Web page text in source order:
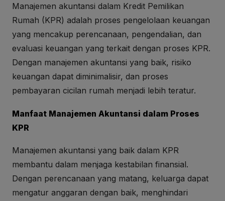
Manajemen akuntansi dalam Kredit Pemilikan
Rumah (KPR) adalah proses pengelolaan keuangan
yang mencakup perencanaan, pengendalian, dan
evaluasi keuangan yang terkait dengan proses KPR.
Dengan manajemen akuntansi yang baik, risiko
keuangan dapat diminimalisir, dan proses
pembayaran cicilan rumah menjadi lebih teratur.
Manfaat Manajemen Akuntansi dalam Proses
KPR
Manajemen akuntansi yang baik dalam KPR
membantu dalam menjaga kestabilan finansial.
Dengan perencanaan yang matang, keluarga dapat
mengatur anggaran dengan baik, menghindari